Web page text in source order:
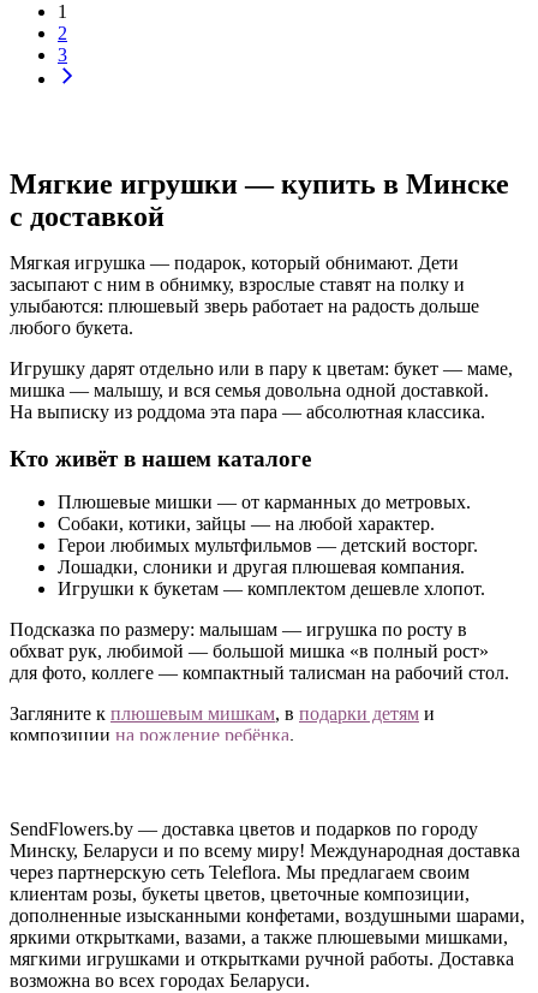
1
2
3
Мягкие игрушки — купить в Минске
с доставкой
Мягкая игрушка — подарок, который обнимают. Дети
засыпают с ним в обнимку, взрослые ставят на полку и
улыбаются: плюшевый зверь работает на радость дольше
любого букета.
Игрушку дарят отдельно или в пару к цветам: букет — маме,
мишка — малышу, и вся семья довольна одной доставкой.
На выписку из роддома эта пара — абсолютная классика.
Кто живёт в нашем каталоге
Плюшевые мишки — от карманных до метровых.
Собаки, котики, зайцы — на любой характер.
Герои любимых мультфильмов — детский восторг.
Лошадки, слоники и другая плюшевая компания.
Игрушки к букетам — комплектом дешевле хлопот.
Подсказка по размеру: малышам — игрушка по росту в
обхват рук, любимой — большой мишка «в полный рост»
для фото, коллеге — компактный талисман на рабочий стол.
Загляните к плюшевым мишкам, в подарки детям и
композиции на рождение ребёнка.
Заказать мягкую игрушку можно онлайн, отдельно или
вместе с цветами, — привезём одной доставкой.
Остались вопросы?Позвоните нам— подберём зверя под
характер получателя.
SendFlowers.by — доставка цветов и подарков по городу
Минску, Беларуси и по всему миру! Международная доставка
через партнерскую сеть Teleflora. Мы предлагаем своим
клиентам розы, букеты цветов, цветочные композиции,
дополненные изысканными конфетами, воздушными шарами,
яркими открытками, вазами, а также плюшевыми мишками,
мягкими игрушками и открытками ручной работы. Доставка
возможна во всех городах Беларуси.